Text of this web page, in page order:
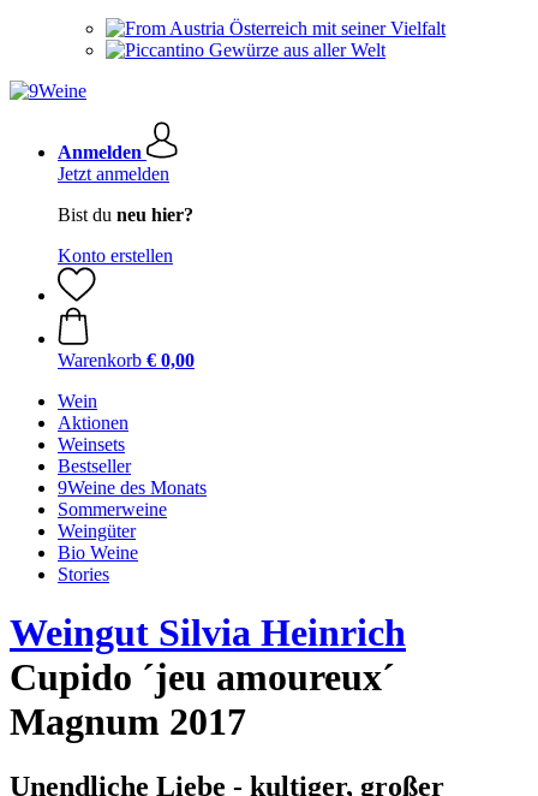
Österreich mit seiner Vielfalt
Gewürze aus aller Welt
Anmelden
Jetzt anmelden
Bist du neu hier?
Konto erstellen
Warenkorb € 0,00
Wein
Aktionen
Weinsets
Bestseller
9Weine des Monats
Sommerweine
Weingüter
Bio Weine
Stories
Weingut Silvia Heinrich
Cupido ´jeu amoureux´
Magnum 2017
Unendliche Liebe - kultiger, großer